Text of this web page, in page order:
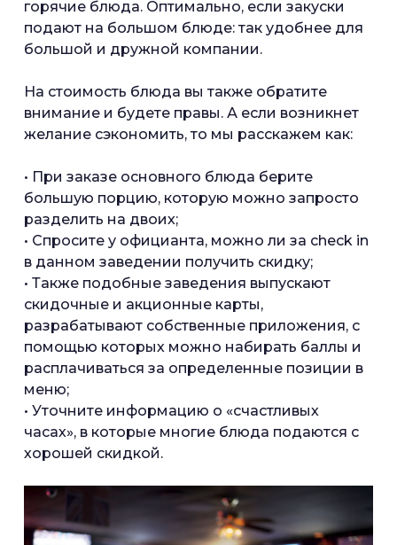
горячие блюда. Оптимально, если закуски
подают на большом блюде: так удобнее для
большой и дружной компании.
На стоимость блюда вы также обратите
внимание и будете правы. А если возникнет
желание сэкономить, то мы расскажем как:
• При заказе основного блюда берите
большую порцию, которую можно запросто
разделить на двоих;
• Спросите у официанта, можно ли за check in
в данном заведении получить скидку;
• Также подобные заведения выпускают
скидочные и акционные карты,
разрабатывают собственные приложения, с
помощью которых можно набирать баллы и
расплачиваться за определенные позиции в
меню;
• Уточните информацию о «счастливых
часах», в которые многие блюда подаются с
хорошей скидкой.